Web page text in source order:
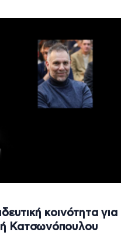
κοινότητα για
Κατσωνόπουλου